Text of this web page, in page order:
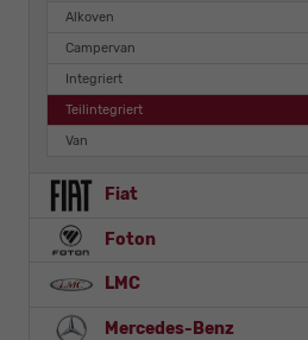
Alkoven
Campervan
Integriert
Teilintegriert
Van
Fiat
Foton
LMC
Mercedes-Benz